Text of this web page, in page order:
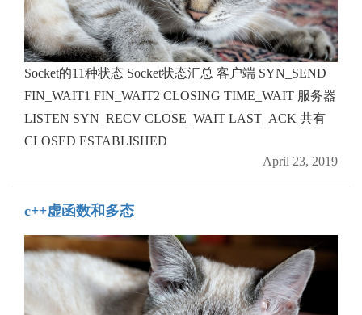
Socket的11种状态 Socket状态汇总 客户端 SYN_SEND
FIN_WAIT1 FIN_WAIT2 CLOSING TIME_WAIT 服务器
LISTEN SYN_RECV CLOSE_WAIT LAST_ACK 共有
CLOSED ESTABLISHED
April 23, 2019
c++虚函数和多态